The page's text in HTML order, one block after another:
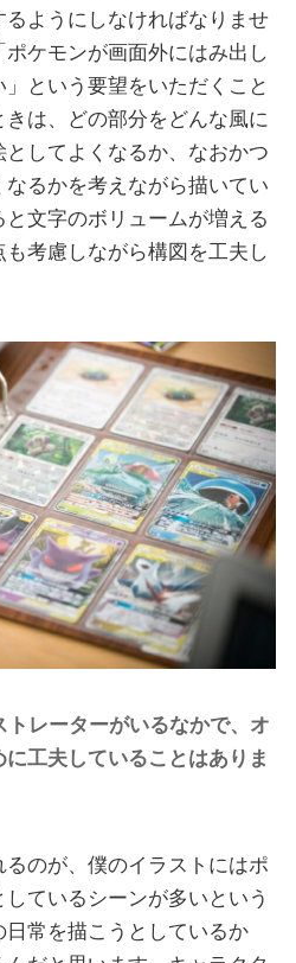
ようにしなければなりませ
ケモンが画面外にはみ出し
という要望をいただくこと
は、どの部分をどんな風に
してよくなるか、なおかつ
るかを考えながら描いてい
文字のボリュームが増える
考慮しながら構図を工夫し
レーターがいるなかで、オ
工夫していることはありま
のが、僕のイラストにはポ
ているシーンが多いという
常を描こうとしているか